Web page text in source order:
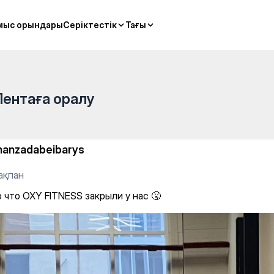
орындарыСеріктестік Тағы
орындарыСеріктестік Тағы
у нас 🤧
оралу
OXY FITNESS закрыли у нас 🤧